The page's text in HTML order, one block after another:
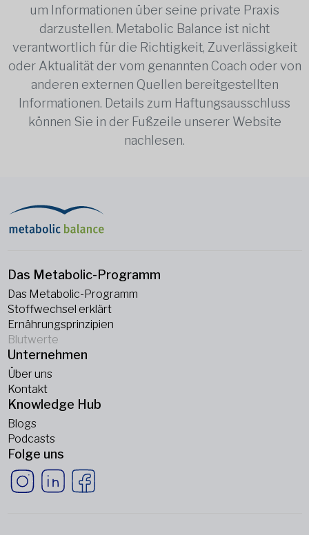
um Informationen über seine private Praxis
darzustellen. Metabolic Balance ist nicht
verantwortlich für die Richtigkeit, Zuverlässigkeit
oder Aktualität der vom genannten Coach oder von
anderen externen Quellen bereitgestellten
Informationen. Details zum Haftungsausschluss
können Sie in der Fußzeile unserer Website
nachlesen.
Das Metabolic-Programm
Das Metabolic-Programm
Stoffwechsel erklärt
Ernährungsprinzipien
Blutwerte
Unternehmen
Über uns
Kontakt
Knowledge Hub
Blogs
Podcasts
Folge uns